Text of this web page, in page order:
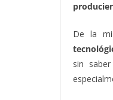
De la
sin